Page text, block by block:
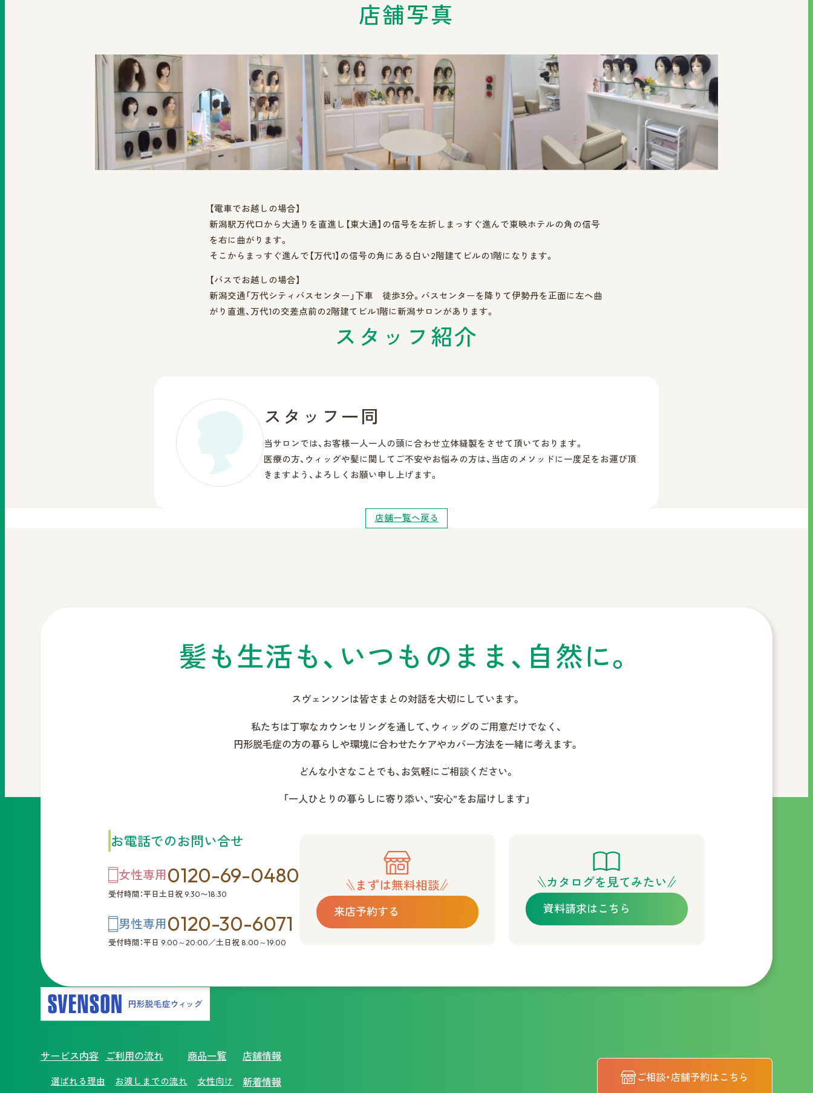
店舗写真
【電車でお越しの場合】
新潟駅万代口から大通りを直進し【東大通】の信号を左折しまっすぐ進んで東映ホテルの角の信号
を右に曲がります。
そこからまっすぐ進んで【万代1】の信号の角にある白い2階建てビルの1階になります。
【バスでお越しの場合】
新潟交通「万代シティバスセンター」下車 徒歩3分。バスセンターを降りて伊勢丹を正面に左へ曲
がり直進、万代1の交差点前の2階建てビル1階に新潟サロンがあります。
スタッフ紹介
スタッフ一同
当サロンでは、お客様一人一人の頭に合わせ立体縫製をさせて頂いております。
医療の方、ウィッグや髪に関してご不安やお悩みの方は、当店のメソッドに一度足をお運び頂
きますよう、よろしくお願い申し上げます。
店舗一覧へ戻る
髪も生活も、 いつものまま、自然に。
スヴェンソンは皆さまとの対話を大切にしています。
私たちは丁寧なカウンセリングを通して、 ウィッグのご用意だけでなく、
円形脱毛症の方の暮らしや環境に合わせたケアやカバー方法を一緒に考えます。
どんな小さなことでも、 お気軽にご相談ください。
「一人ひとりの暮らしに寄り添い、 “安心”をお届けします」
お電話でのお問い合せ
女性専用 0120-69-0480
受付時間：平日土日祝 9:30〜18:30
男性専用0120-30-6071
受付時間：平日 9:00～20:00／土日祝 8:00～19:00
まずは無料相談
来店予約する
カタログを見てみたい
資料請求はこちら
サービス内容
選ばれる理由
ご利用の流れ
お渡しまでの流れ
商品一覧
女性向け
店舗情報
新着情報 ご相談・店舗予約はこちら